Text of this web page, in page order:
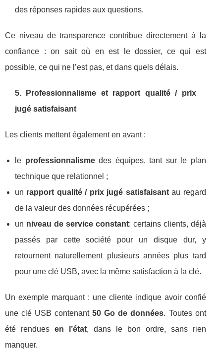
des réponses rapides aux questions.
Ce niveau de transparence contribue directement à la
confiance : on sait où en est le dossier, ce qui est
possible, ce qui ne l’est pas, et dans quels délais.
5. Professionnalisme et rapport qualité / prix
jugé satisfaisant
Les clients mettent également en avant :
le professionnalismedes équipes, tant sur le plan
technique que relationnel ;
un rapport qualité / prix jugé satisfaisantau regard
de la valeur des données récupérées ;
un niveau de service constant: certains clients, déjà
passés par cette société pour un disque dur, y
retournent naturellement plusieurs années plus tard
pour une clé USB, avec la même satisfaction à la clé.
Un exemple marquant : une cliente indique avoir confié
une clé USB contenant50 Go de données. Toutes ont
été rendues en l’état, dans le bon ordre, sans rien
manquer.